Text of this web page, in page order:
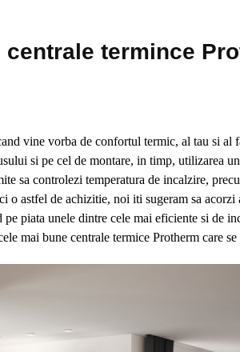
termince
vine vorba de confortul termic, al tau si al
si pe cel de montare, in timp, utilizarea
sa controlezi temperatura de incalzire,
o astfel de achizitie, noi iti sugeram sa acorzi
pe piata unele dintre cele mai eficiente si de
mai bune centrale termice Protherm care